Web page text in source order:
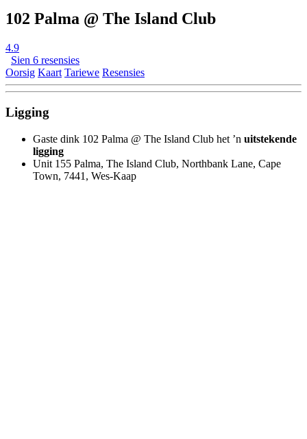
102 Palma @ The Island Club
4.9
Sien 6 resensies
Oorsig Kaart Tariewe Resensies
Ligging
Gaste dink 102 Palma @ The Island Club het ’n uitstekende
ligging
Unit 155 Palma, The Island Club, Northbank Lane, Cape
Town, 7441, Wes-Kaap